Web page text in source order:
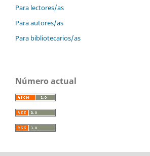
Para lectores/as
Para autores/as
Para bibliotecarios/as
Número actual